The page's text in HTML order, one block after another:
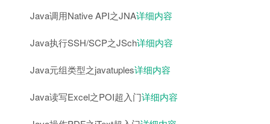
Java调用Native API之JNA详细内容
Java执行SSH/SCP之JSch详细内容
Java元组类型之javatuples详细内容
Java读写Excel之POI超入门详细内容